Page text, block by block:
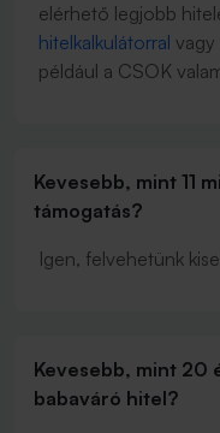
elérhető legjobb
hitelkalkulátorral vagy
például a CSOK
Kevesebb, mint 11
támogatás?
Igen, felvehetünk
Kevesebb, mint 20
babaváró hitel?